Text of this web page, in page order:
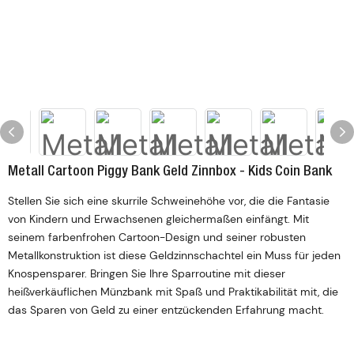
Metall Cartoon Piggy Bank Geld Zinnbox - Kids Coin Bank
Stellen Sie sich eine skurrile Schweinehöhe vor, die die Fantasie
von Kindern und Erwachsenen gleichermaßen einfängt. Mit
seinem farbenfrohen Cartoon-Design und seiner robusten
Metallkonstruktion ist diese Geldzinnschachtel ein Muss für jeden
Knospensparer. Bringen Sie Ihre Sparroutine mit dieser
heißverkäuflichen Münzbank mit Spaß und Praktikabilität mit, die
das Sparen von Geld zu einer entzückenden Erfahrung macht.